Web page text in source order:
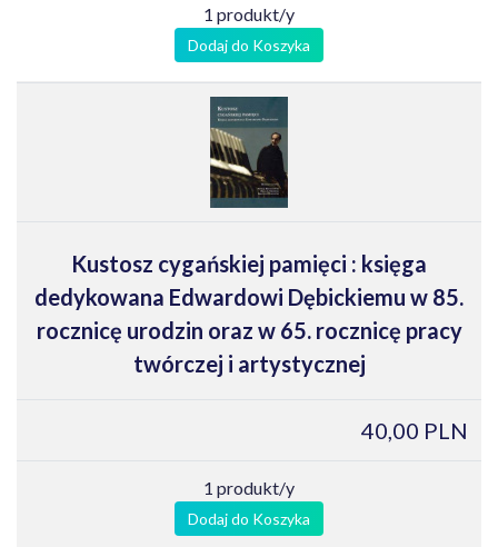
1 produkt/y
Dodaj do Koszyka
Kustosz cygańskiej pamięci : księga
dedykowana Edwardowi Dębickiemu w 85.
rocznicę urodzin oraz w 65. rocznicę pracy
twórczej i artystycznej
40,00 PLN
1 produkt/y
Dodaj do Koszyka